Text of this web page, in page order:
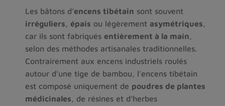
Les bâtons d’encens tibétain
irréguliers
épais ou légèrement asymétriques
car ils sont fabriqués entièrement à la main
selon des méthodes artisanales traditionnelles.
Contrairement aux encens industriels roulés
autour d’une tige de bambou, l’encens tibétain
est composé uniquement de poudres de plantes
médicinales , de résines et d’herbes